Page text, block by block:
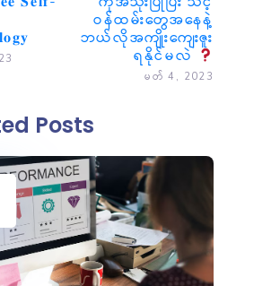
ဝန်ထမ်းတွေအနေနဲ့
ဘယ်လိုအကျိုးကျေးဇူး
ရနိုင်မလဲ
မတ် 4, 2023
Posts